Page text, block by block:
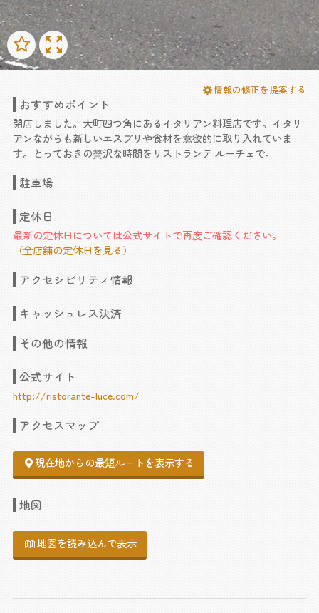
情報の修正を提案する
おすすめポイント
閉店しました。大町四つ角にあるイタリアン料理店です。イタリ
アンながらも新しいエスプリや食材を意欲的に取り入れていま
す。とっておきの贅沢な時間をリストランテ ルーチェで。
駐車場
定休日
最新の定休日については公式サイトで再度ご確認ください。
（全店舗の定休日を見る）
アクセシビリティ情報
キャッシュレス決済
その他の情報
公式サイト
http://ristorante-luce.com/
アクセスマップ
現在地からの最短ルートを表示する
地図
地図を読み込んで表示